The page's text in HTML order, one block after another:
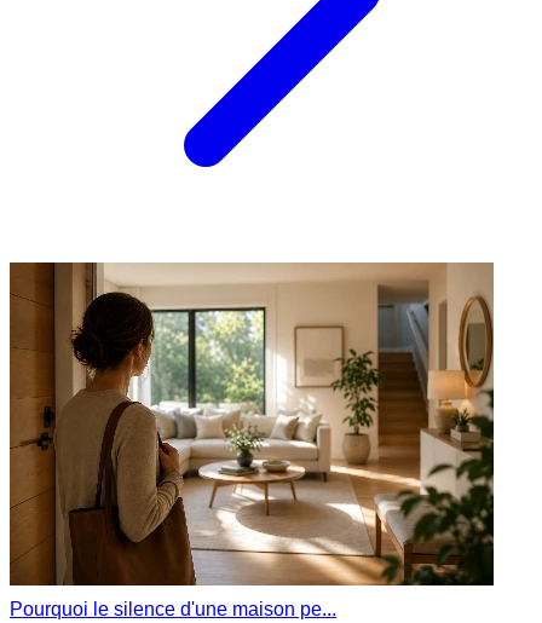
Pourquoi le silence d'une maison pe...